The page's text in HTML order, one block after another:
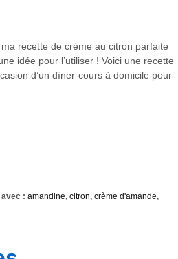
recette de crème au citron parfaite
idée pour l’utiliser ! Voici une recette
d’un dîner-cours à domicile pour
avec : amandine, citron, crème d'amande,